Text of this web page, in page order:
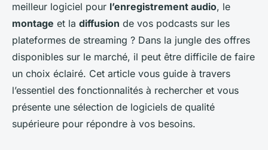
Agathe• 10 mars 2024• 6 min de lecture
meilleur logiciel pour l’enregistrement audio, le
montage et la diffusion de vos podcasts sur les
plateformes de streaming ? Dans la jungle des offres
disponibles sur le marché, il peut être difficile de faire
un choix éclairé. Cet article vous guide à travers
l’essentiel des fonctionnalités à rechercher et vous
présente une sélection de logiciels de qualité
supérieure pour répondre à vos besoins.